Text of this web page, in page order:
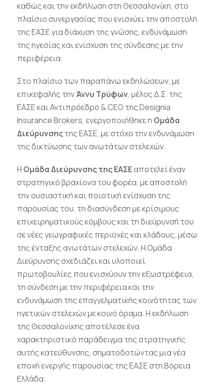
καθώς και την εκδήλωση στη Θεσσαλονίκη, στο
πλαίσιο συνεργασίας που ενισχύει την αποστολή
της ΕΑΣΕ για διάχυση της γνώσης, ενδυνάμωση
της ηγεσίας και ενίσχυση της σύνδεσης με την
περιφέρεια.
Στο πλαίσιο των παραπάνω εκδηλώσεων, με
επικεφαλής τηνΆννυ Τρύφων, μέλος Δ.Σ. της
ΕΑΣΕ και Αντιπρόεδρο & CEO της Designia
Insurance Brokers, ενεργοποιήθηκε η Ομάδα
Διεύρυνσηςτης ΕΑΣΕ, με στόχο την ενδυνάμωση
της δικτύωσης των ανωτάτων στελεχών.
Η Ομάδα Διεύρυνσης της ΕΑΣΕαποτελεί έναν
στρατηγικό βραχίονα του φορέα, με αποστολή
την ουσιαστική και ποιοτική ενίσχυση της
παρουσίας του, τη διασύνδεση με κρίσιμους
επιχειρηματικούς κόμβους και τη διεύρυνσή του
σε νέες γεωγραφικές περιοχές και κλάδους, μέσω
της ένταξης ανωτάτων στελεχών. Η Ομάδα
Διεύρυνσης σχεδιάζει και υλοποιεί
πρωτοβουλίες που ενισχύουν την εξωστρέφεια,
τη σύνδεση με την περιφέρεια και την
ενδυνάμωση της επαγγελματικής κοινότητας των
ηγετικών στελεχών με κοινό όραμα. Η εκδήλωση
της Θεσσαλονίκης αποτέλεσε ένα
χαρακτηριστικό παράδειγμα της στρατηγικής
αυτής κατεύθυνσης, σηματοδοτώντας μια νέα
εποχή ενεργής παρουσίας της ΕΑΣΕ στη Βόρεια
Ελλάδα.